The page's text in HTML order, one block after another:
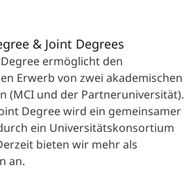
& Joint Degrees
ermöglicht den
Erwerb von zwei akademischen
(MCI und der Partneruniversität).
Degree wird ein gemeinsamer
ein Universitätskonsortium
bieten wir mehr als
an.